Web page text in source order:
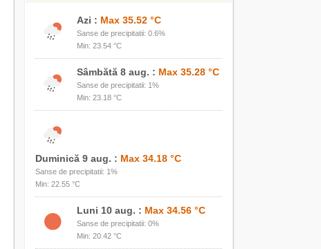
Azi : Max 35.52 °C
Sanse de precipitatii: 0.6%
Min: 23.54 °C
Sâmbătă 8 aug. : Max 35.28 °C
Sanse de precipitatii: 1%
Min: 23.18 °C
Duminică 9 aug. : Max 34.18 °C
Sanse de precipitatii: 1%
Min: 22.55 °C
Luni 10 aug. : Max 34.56 °C
Sanse de precipitatii: 0%
Min: 20.42 °C